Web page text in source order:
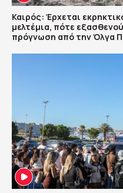
Καιρός: Έρχεται
μελτέμια, πότε
πρόγνωση από την Όλγα